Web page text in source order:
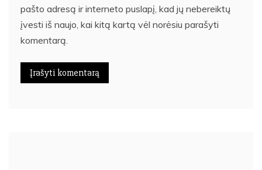
pašto adresą ir interneto puslapį, kad jų nebereiktų
įvesti iš naujo, kai kitą kartą vėl norėsiu parašyti
komentarą.